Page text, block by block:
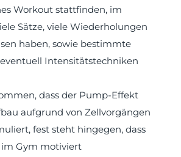
Workout stattfinden, im
Sätze, viele Wiederholungen
haben, sowie bestimmte
Intensitätstechniken
dass der Pump-Effekt
aufgrund von Zellvorgängen
fest steht hingegen, dass
Gym motiviert